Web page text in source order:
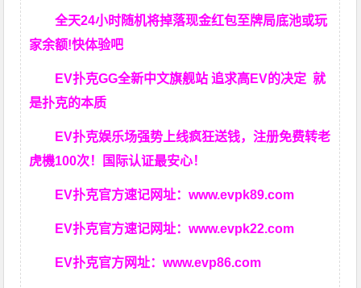
全天24小时随机将掉落现金红包至牌局底池或玩
家余额!快体验吧
EV扑克GG全新中文旗舰站 追求高EV的决定就
是扑克的本质
EV扑克娱乐场强势上线疯狂送钱，注册免费转老
虎機100次！国际认证最安心！
EV扑克官方速记网址：www.evpk89.com
EV扑克官方速记网址：www.evpk22.com
EV扑克官方网址：www.evp86.com